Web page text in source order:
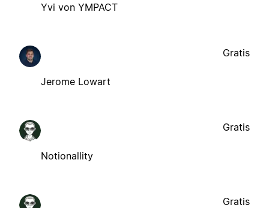
Yvi von YMPACT
Jerome Lowart
Gratis
Notionallity
Gratis
Gratis